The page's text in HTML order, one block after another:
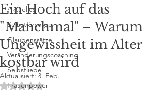
Aktuelles
Selbstfürsorge
Glaubenssätze
Veränderungscoaching
Selbstliebe
Frauenpower
Ein Hoch auf das
"Manchmal" – Warum
Ungewissheit im Alter
kostbar wird
Aktualisiert: 8. Feb.
Mit NaN von 5 Sternen bewertet.